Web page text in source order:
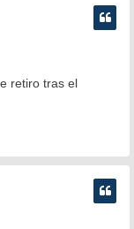
retiro tras el